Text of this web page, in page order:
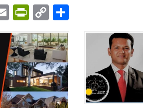
EmailPrintFriendly
Copy
Link